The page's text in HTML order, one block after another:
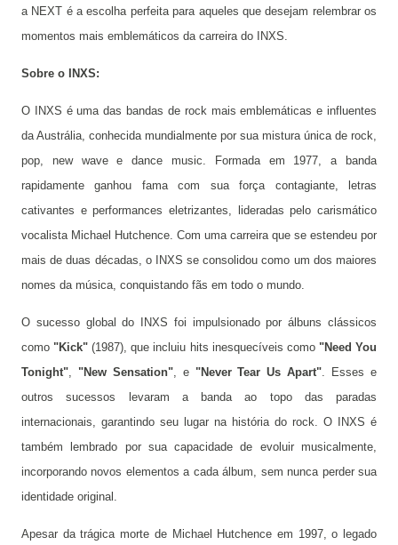
a NEXT é a escolha perfeita para aqueles que desejam relembrar os
momentos mais emblemáticos da carreira do INXS.
Sobre o INXS:
O INXS é uma das bandas de rock mais emblemáticas e influentes
da Austrália, conhecida mundialmente por sua mistura única de rock,
pop, new wave e dance music. Formada em 1977, a banda
rapidamente ganhou fama com sua força contagiante, letras
cativantes e performances eletrizantes, lideradas pelo carismático
vocalista Michael Hutchence. Com uma carreira que se estendeu por
mais de duas décadas, o INXS se consolidou como um dos maiores
nomes da música, conquistando fãs em todo o mundo.
O sucesso global do INXS foi impulsionado por álbuns clássicos
como "Kick" (1987), que incluiu hits inesquecíveis como "Need You
Tonight", "New Sensation", e "Never Tear Us Apart". Esses e
outros sucessos levaram a banda ao topo das paradas
internacionais, garantindo seu lugar na história do rock. O INXS é
também lembrado por sua capacidade de evoluir musicalmente,
incorporando novos elementos a cada álbum, sem nunca perder sua
identidade original.
Apesar da trágica morte de Michael Hutchence em 1997, o legado